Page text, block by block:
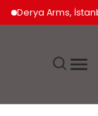
Arms, İstanbul